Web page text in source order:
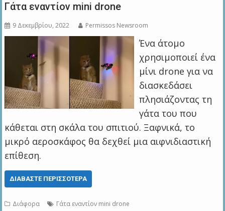
Γάτα εναντίον mini drone
9 Δεκεμβρίου, 2022 Permissos Newsroom
Ένα άτομο
χρησιμοποιεί ένα
μίνι drone για να
διασκεδάσει
πλησιάζοντας τη
γάτα του που
κάθεται στη σκάλα του σπιτιού. Ξαφνικά, το
μικρό αεροσκάφος θα δεχθεί μια αιφνιδιαστική
επίθεση.
ΔΙΑΒΆΣΤΕ ΠΕΡΙΣΣΌΤΕΡΑ
Διάφορα Γάτα εναντίον mini drone